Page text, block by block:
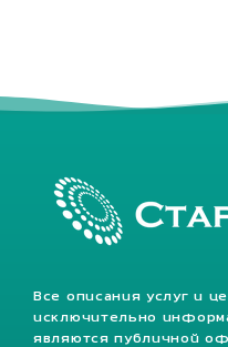
Все описания услуг и
исключительно
являются публичной